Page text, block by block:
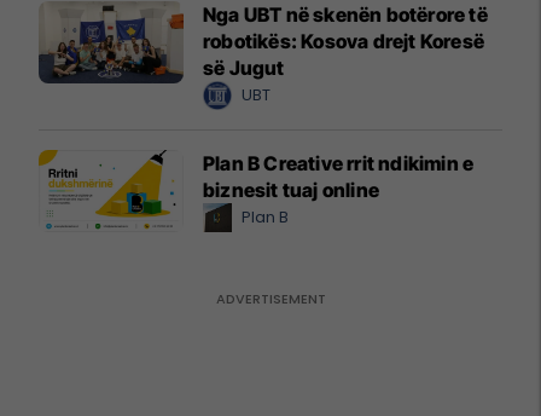
Nga UBT në skenën botërore të
robotikës: Kosova drejt Koresë
së Jugut
UBT
Plan B Creative rrit ndikimin e
biznesit tuaj online
Plan B